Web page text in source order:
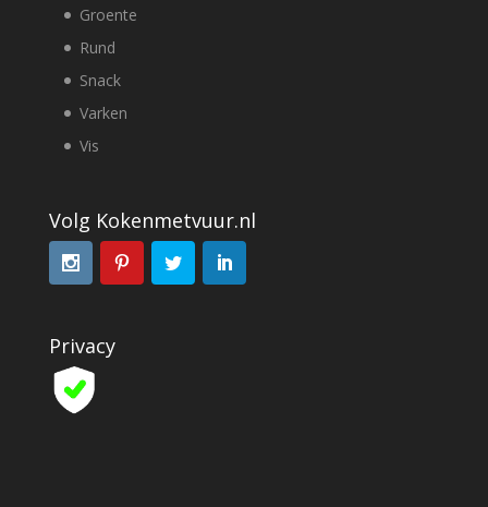
Groente
Rund
Snack
Varken
Vis
Volg Kokenmetvuur.nl
Privacy